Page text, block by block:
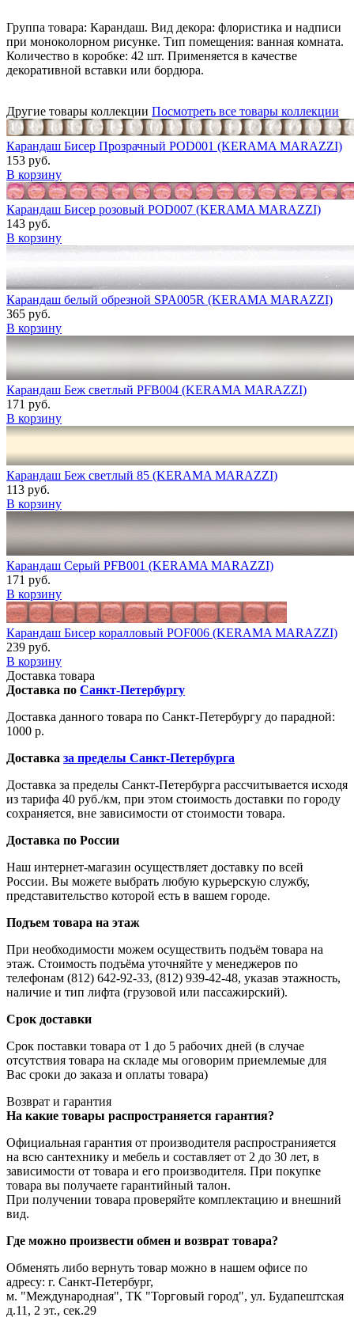
Группа товара: Карандаш. Вид декора: флористика и надписи
при моноколорном рисунке. Тип помещения: ванная комната.
Количество в коробке: 42 шт. Применяется в качестве
декоративной вставки или бордюра.
Другие товары коллекции Посмотреть все товары коллекции
Карандаш Бисер Прозрачный POD001 (KERAMA MARAZZI)
153 руб.
В корзину
Карандаш Бисер розовый POD007 (KERAMA MARAZZI)
143 руб.
В корзину
Карандаш белый обрезной SPA005R (KERAMA MARAZZI)
365 руб.
В корзину
Карандаш Беж светлый PFB004 (KERAMA MARAZZI)
171 руб.
В корзину
Карандаш Беж светлый 85 (KERAMA MARAZZI)
113 руб.
В корзину
Карандаш Серый PFB001 (KERAMA MARAZZI)
171 руб.
В корзину
Карандаш Бисер коралловый POF006 (KERAMA MARAZZI)
239 руб.
В корзину
Доставка товара
Доставка по Санкт-Петербургу
Доставка данного товара по Санкт-Петербургу до парадной:
1000 р.
Доставка за пределы Санкт-Петербурга
Доставка за пределы Санкт-Петербурга рассчитывается исходя
из тарифа 40 руб./км, при этом стоимость доставки по городу
сохраняется, вне зависимости от стоимости товара.
Доставка по России
Наш интернет-магазин осуществляет доставку по всей
России. Вы можете выбрать любую курьерскую службу,
представительство которой есть в вашем городе.
Подъем товара на этаж
При необходимости можем осуществить подъём товара на
этаж. Стоимость подъёма уточняйте у менеджеров по
телефонам (812) 642-92-33, (812) 939-42-48, указав этажность,
наличие и тип лифта (грузовой или пассажирский).
Срок доставки
Срок поставки товара от 1 до 5 рабочих дней (в случае
отсутствия товара на складе мы оговорим приемлемые для
Вас сроки до заказа и оплаты товара)
Возврат и гарантия
На какие товары распространяется гарантия?
Официальная гарантия от производителя распространияется
на всю сантехнику и мебель и составляет от 2 до 30 лет, в
зависимости от товара и его производителя. При покупке
товара вы получаете гарантийный талон.
При получении товара проверяйте комплектацию и внешний
вид.
Где можно произвести обмен и возврат товара?
Обменять либо вернуть товар можно в нашем офисе по
адресу: г. Санкт-Петербург,
м. "Международная", ТК "Торговый город", ул. Будапештская
д.11, 2 эт., сек.29